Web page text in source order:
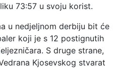
73:57 u svoju korist.
u nedjeljnom derbiju bit će
koji je s 12 postignutih
S druge strane,
Kjosevskog stvarat